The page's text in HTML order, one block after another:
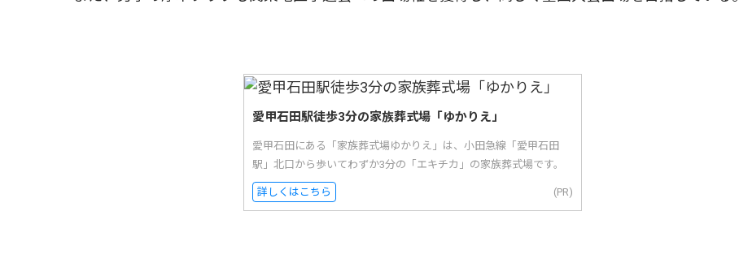
愛甲石田駅徒歩3分の家族葬式場「ゆかりえ」
愛甲石田にある「家族葬式場ゆかりえ」は、小田急線「愛甲石田
駅」北口から歩いてわずか3分の「エキチカ」の家族葬式場です。
詳しくはこちら (PR)